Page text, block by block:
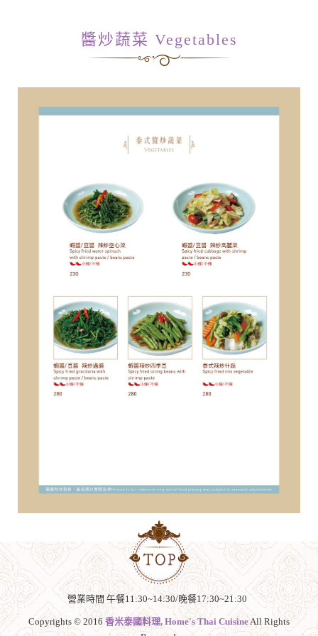
醬炒蔬菜 Vegetables
營業時間 午餐11:30~14:30/晚餐17:30~21:30
Copyrights © 2016 香米泰國料理, Home's Thai CuisineAll Rights